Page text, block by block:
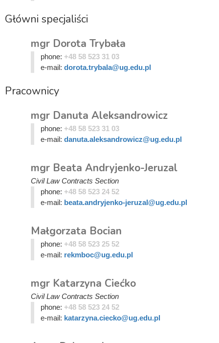
Główni specjaliści
mgr Dorota Trybała
phone: +48 58 523 31 03
e-mail: dorota.trybala@ug.edu.pl
Pracownicy
mgr Danuta Aleksandrowicz
phone: +48 58 523 31 03
e-mail: danuta.aleksandrowicz@ug.edu.pl
mgr Beata Andryjenko-Jeruzal
Civil Law Contracts Section
phone: +48 58 523 24 52
e-mail: beata.andryjenko-jeruzal@ug.edu.pl
Małgorzata Bocian
phone: +48 58 523 25 52
e-mail: rekmboc@ug.edu.pl
mgr Katarzyna Ciećko
Civil Law Contracts Section
phone: +48 58 523 24 52
e-mail: katarzyna.ciecko@ug.edu.pl